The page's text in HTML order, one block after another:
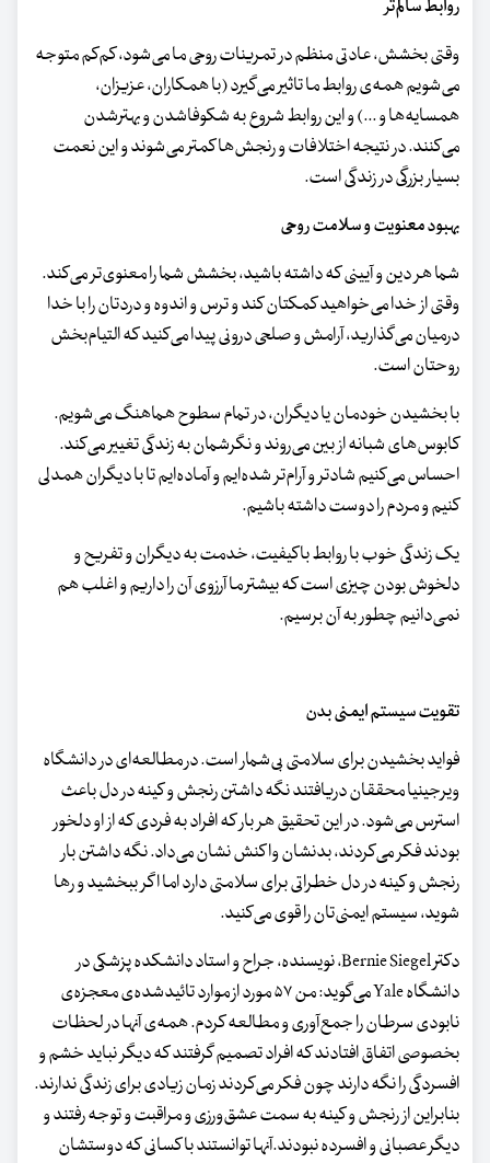
روابط سالم‌تر
وقتی بخشش، عادتی منظم در تمرینات روحی ما می‌شود، کم‌کم متوجه
می‌شویم همه‌ی روابط ما تاثیر می‌گیرد (با همکاران، عزیزان،
همسایه‌ها و ...) و این روابط شروع به شکوفاشدن و بهترشدن
می‌کنند. در نتیجه اختلافات و رنجش‌ها کمتر می‌شوند و این نعمت
بسیار بزرگی در زندگی است.
بهبود معنویت و سلامت روحی
شما هر دین و آیینی که داشته باشید، بخشش شما را معنوی‌تر می‌کند.
وقتی از خدا می‌خواهید کمکتان کند و ترس و اندوه و دردتان را با خدا
درمیان می‌گذارید، آرامش و صلحی درونی پیدا می‌کنید که التیام‌بخش
روحتان است.
با بخشیدن خودمان یا دیگران، در تمام سطوح هماهنگ می‌شویم.
کابوس‌های شبانه از بین می‌روند و نگرشمان به زندگی تغییر می‌کند.
احساس می‌کنیم شادتر و آرام‌تر شده‌ایم و آماده‌ایم تا با دیگران همدلی
کنیم و مردم را دوست داشته باشیم.
یک زندگی خوب با روابط باکیفیت، خدمت به دیگران و تفریح و
دلخوش بودن چیزی است که بیشتر ما آرزوی آن را داریم و اغلب هم
نمی‌دانیم چطور به آن برسیم.
تقویت سیستم ایمنی بدن
فواید بخشیدن برای سلامتی بی‌شمار است. در مطالعه‌ای در دانشگاه
ویرجینیا محققان دریافتند نگه داشتن رنجش و کینه در دل باعث
استرس می‌شود. در این تحقیق هر بار که افراد به فردی که از او دلخور
بودند فکر می‌کردند، بدنشان واکنش نشان می‌داد. نگه داشتن بار
رنجش و کینه در دل خطراتی برای سلامتی دارد اما اگر ببخشید و رها
شوید، سیستم ایمنی‌تان را قوی می‌کنید.
دکتر Bernie Siegel، نویسنده، جراح و استاد دانشکده پزشکی در
دانشگاه Yale می‌گوید: من ۵۷ مورد از موارد تائیدشده‌ی معجزه‌ی
نابودی سرطان را جمع‌آوری و مطالعه کردم. همه‌ی آنها در لحظات
بخصوصی اتفاق افتادند که افراد تصمیم گرفتند که دیگر نباید خشم و
افسردگی را نگه دارند چون فکر می‌کردند زمان زیادی برای زندگی ندارند.
بنابراین از رنجش و کینه به سمت عشق‌ورزی و مراقبت و توجه رفتند و
دیگر عصبانی و افسرده نبودند.آنها توانستند با کسانی که دوستشان